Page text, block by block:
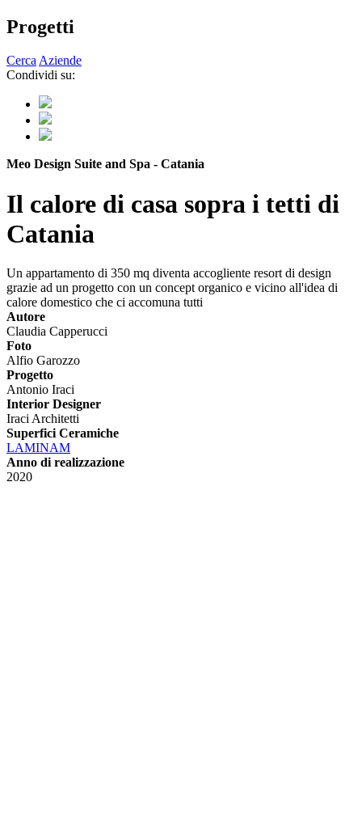
Progetti
CercaAziende
Condividi su:
Meo Design Suite and Spa - Catania
Il calore di casa sopra i tetti di
Catania
Un appartamento di 350 mq diventa accogliente resort di design
grazie ad un progetto con un concept organico e vicino all'idea di
calore domestico che ci accomuna tutti
Autore
Claudia Capperucci
Foto
Alfio Garozzo
Progetto
Antonio Iraci
Interior Designer
Iraci Architetti
Superfici Ceramiche
LAMINAM
Anno di realizzazione
2020